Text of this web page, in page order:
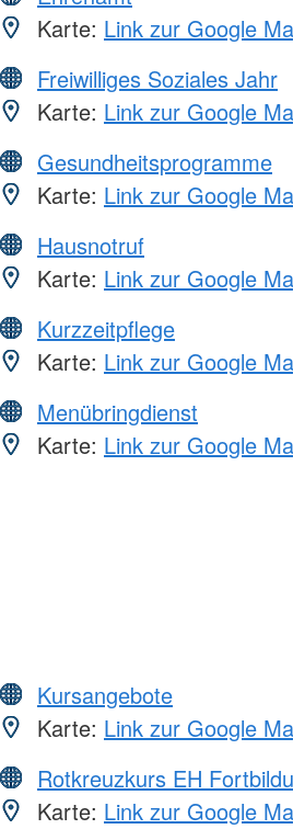
Karte: Link zur Google
Freiwilliges Soziales Jahr
Karte: Link zur Google
Gesundheitsprogramme
Karte: Link zur Google
Hausnotruf
Karte: Link zur Google
Kurzzeitpflege
Karte: Link zur Google
Menübringdienst
Karte: Link zur Google
Kursangebote
Karte: Link zur Google
Rotkreuzkurs EH
Karte: Link zur Google